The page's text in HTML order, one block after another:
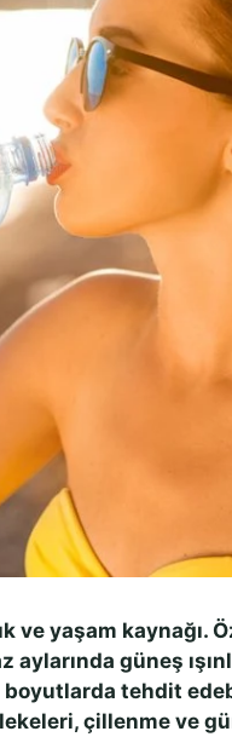
ve yaşam kaynağı.
güneş
tehdit
lekeleri, çillenme ve